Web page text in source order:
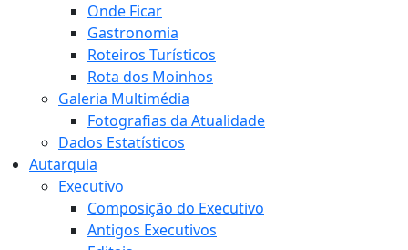
Onde Ficar
Gastronomia
Roteiros Turísticos
Rota dos Moinhos
Galeria Multimédia
Fotografias da Atualidade
Dados Estatísticos
Autarquia
Executivo
Composição do Executivo
Antigos Executivos